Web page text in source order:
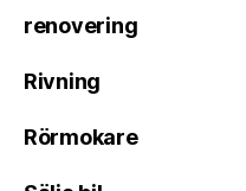
renovering
Rivning
Rörmokare